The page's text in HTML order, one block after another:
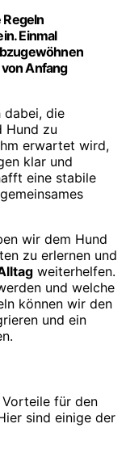
Regeln
Einmal
Anfang
dabei, die
Hund zu
erwartet wird,
klar und
eine stabile
wir dem Hund
zu erlernen und
weiterhelfen.
und welche
können wir den
und ein
für den
sind einige der